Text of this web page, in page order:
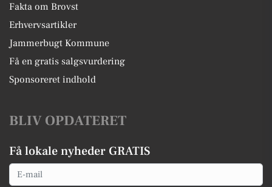
Fakta om Brovst
Erhvervsartikler
Jammerbugt Kommune
Få en gratis salgsvurdering
Sponsoreret indhold
BLIV OPDATERET
Få lokale nyheder GRATIS
Email